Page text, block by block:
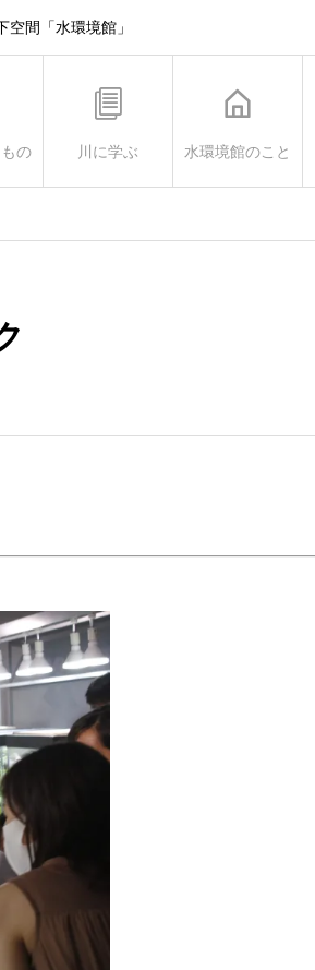
間「水環境館」
の 川に学ぶ 水環境館のこと